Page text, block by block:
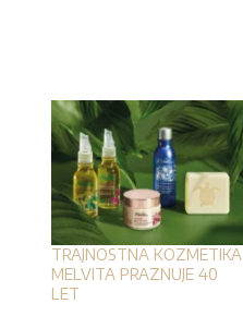
TRAJNOSTNA KOZMETIKA
MELVITA PRAZNUJE 40
LET